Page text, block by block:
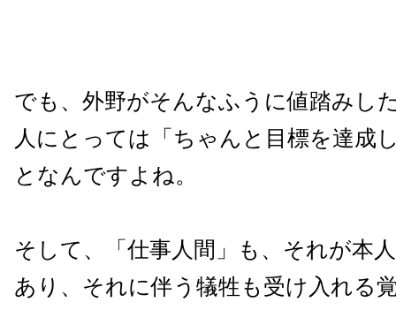
でも、外野がそんなふうに値踏みし
人にとっては「ちゃんと目標を達成
となんですよね。
そして、「仕事人間」も、それが本
あり、それに伴う犠牲も受け入れる